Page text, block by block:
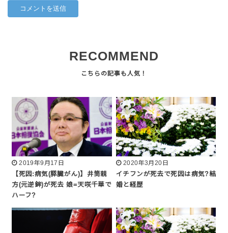
RECOMMEND
2019年9月17日
【死因:病気(膵臓がん)】井筒親
方(元逆鉾)が死去 娘=天咲千華で
ハーフ?
2020年3月20日
イチフンが死去で死因は病気?結
婚と経歴